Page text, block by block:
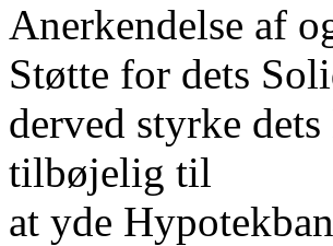
Anerkendelse af
Støtte for dets
derved styrke
tilbøjelig til
at yde